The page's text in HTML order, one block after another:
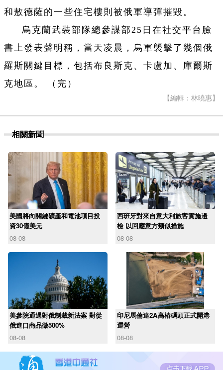
和敖德薩的一些住宅樓則被俄軍導彈摧毀。
烏克蘭武裝部隊總參謀部25日在社交平台臉
書上發表聲明稱，當天凌晨，烏軍襲擊了幾個俄
羅斯關鍵目標，包括布良斯克、卡盧加、庫爾斯
克地區。 （完）
【編輯：林曉惠】
相關新聞
美國將向關鍵礦產和電池項目投
資30億美元
08-08
西班牙對來自意大利旅客實施邊
檢 以回應意方類似措施
08-08
美參院通過對俄制裁新法案 對從
俄進口商品徵500%
08-08
印尼馬倫達2A高樁碼頭正式開港
運營
08-08